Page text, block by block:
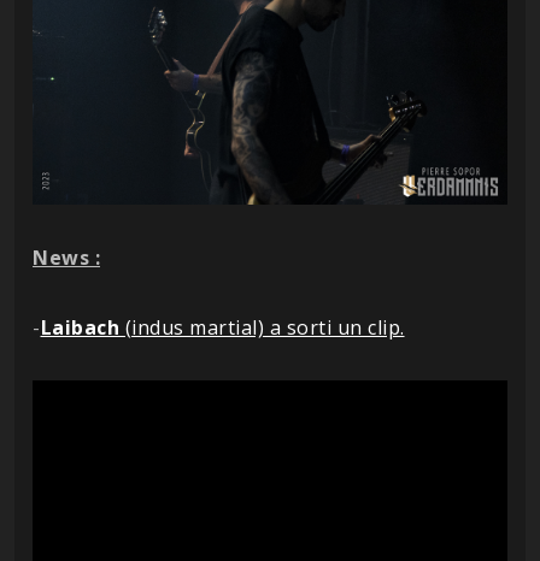
News :
-Laibach (indus martial) a sorti un clip.